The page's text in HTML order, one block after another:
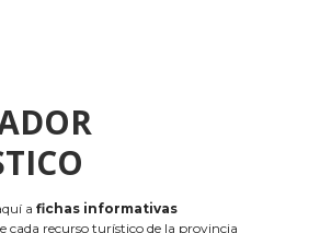
a fichas informativas
cada recurso turístico de la provincia